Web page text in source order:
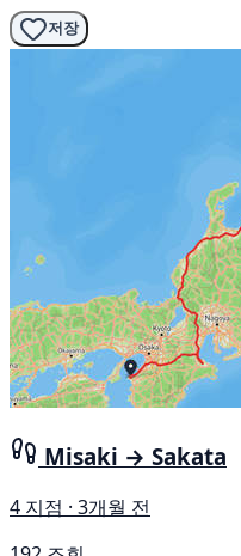
저장
Misaki → Sakata
4 지점 · 3개월 전